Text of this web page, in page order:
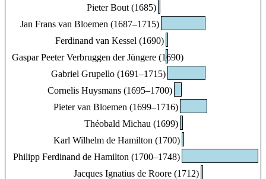
Pieter Bout (1685)
Jan Frans van Bloemen (1687–1715)
Ferdinand van Kessel (1690)
Gaspar Peeter Verbruggen der Jüngere (1690)
Gabriel Grupello (1691–1715)
Cornelis Huysmans (1695–1700)
Pieter van Bloemen (1699–1716)
Théobald Michau (1699)
Karl Wilhelm de Hamilton (1700)
Philipp Ferdinand de Hamilton (1700–1748)
Jacques Ignatius de Roore (1712)